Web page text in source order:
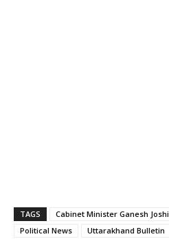
TAGS Cabinet Minister Ganesh Joshi
Political News
Uttarakhand Bulletin